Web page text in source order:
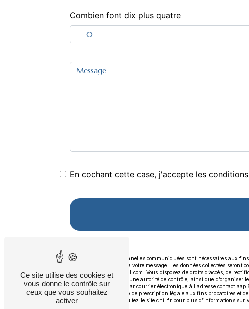
Combien font dix plus quatre
En cochant cette case, j'accepte les
** Les données personnelles communiquées sont nécessaires aux
seul but de répondre à votre message. Les données collectées
contact.aap.83@gmail.com. Vous disposez de droits d’accès, de
réclamation auprès d’une autorité de contrôle, ainsi que d’organiser
Pierrefeu-du-Var ou par courrier électronique à l'adresse
puis pendant la durée de prescription légale aux fins probatoires et
Bloctel.gouv.fr
. Consultez le site cnil.fr pour plus d’informations sur
Ce site utilise des cookies et
vous donne le contrôle sur
ceux que vous souhaitez
activer